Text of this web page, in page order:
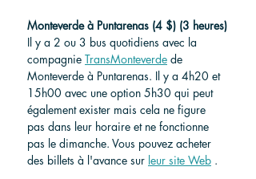
Monteverde à Puntarenas (4 $) (3 heures)
Il y a 2 ou 3 bus quotidiens avec la
compagnie TransMonteverde de
Monteverde à Puntarenas. Il y a 4h20 et
15h00 avec une option 5h30 qui peut
également exister mais cela ne figure
pas dans leur horaire et ne fonctionne
pas le dimanche. Vous pouvez acheter
des billets à l'avance sur leur site Web .